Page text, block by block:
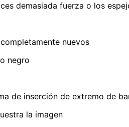
demasiada fuerza o los
nuevos
negro
de inserción de extremo de
la imagen